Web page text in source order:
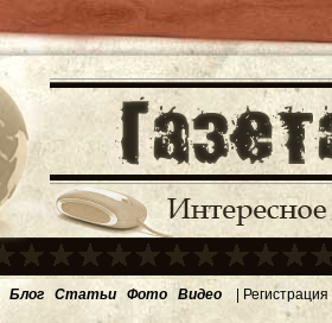
Блог Статьи Фото Видео | Регистрация